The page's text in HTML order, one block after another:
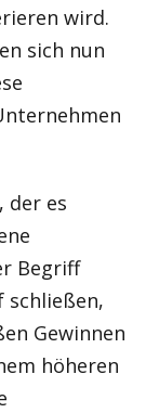
wird.
sich nun
der es
Begriff
schließen,
Gewinnen
höheren